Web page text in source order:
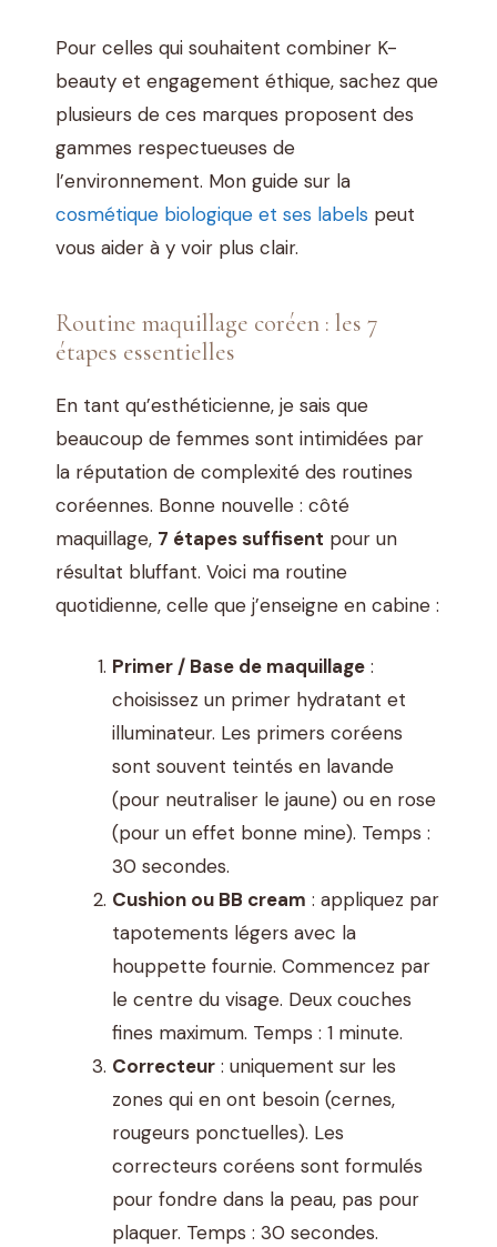
Pour celles qui souhaitent combiner K-
beauty et engagement éthique, sachez que
plusieurs de ces marques proposent des
gammes respectueuses de
l’environnement. Mon guide sur la
cosmétique biologique et ses labels peut
vous aider à y voir plus clair.
Routine maquillage coréen : les 7
étapes essentielles
En tant qu’esthéticienne, je sais que
beaucoup de femmes sont intimidées par
la réputation de complexité des routines
coréennes. Bonne nouvelle : côté
maquillage, 7 étapes suffisent pour un
résultat bluffant. Voici ma routine
quotidienne, celle que j’enseigne en cabine :
Primer / Base de maquillage :
choisissez un primer hydratant et
illuminateur. Les primers coréens
sont souvent teintés en lavande
(pour neutraliser le jaune) ou en rose
(pour un effet bonne mine). Temps :
30 secondes.
Cushion ou BB cream : appliquez par
tapotements légers avec la
houppette fournie. Commencez par
le centre du visage. Deux couches
fines maximum. Temps : 1 minute.
Correcteur : uniquement sur les
zones qui en ont besoin (cernes,
rougeurs ponctuelles). Les
correcteurs coréens sont formulés
pour fondre dans la peau, pas pour
plaquer. Temps : 30 secondes.